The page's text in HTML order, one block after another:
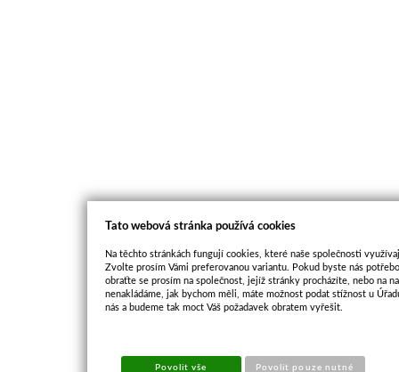
Tato webová stránka používá cookies
Na těchto stránkách fungují cookies, které naše společnosti
Zvolte prosím Vámi preferovanou variantu. Pokud byste nás
obraťte se prosím na společnost, jejíž stránky procházíte, nebo na
nenakládáme, jak bychom měli, máte možnost podat stížnost u
nás a budeme tak moct Váš požadavek obratem vyřešit.
Povolit vše Povolit pouze nutné